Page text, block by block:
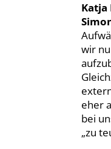
Katja
wir
eher
bei
„zu